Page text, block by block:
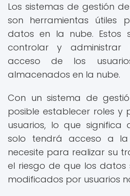
Los sistemas de gestión
son herramientas útiles
datos en la nube. Estos
controlar y administrar
acceso de los
almacenados en la nube.
Con un sistema de
posible establecer roles y
usuarios, lo que significa
solo tendrá acceso a la
necesite para realizar su
el riesgo de que los
modificados por usuarios